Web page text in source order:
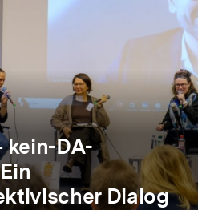
kein-DA-
Dialog